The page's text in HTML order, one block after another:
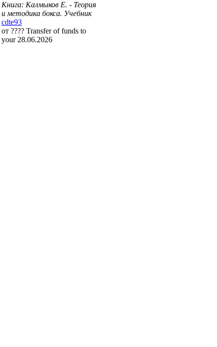
Книга: Калмыков Е. - Теория
и методика бокса. Учебник
cdte93
от ???? Transfer of funds to
your 28.06.2026